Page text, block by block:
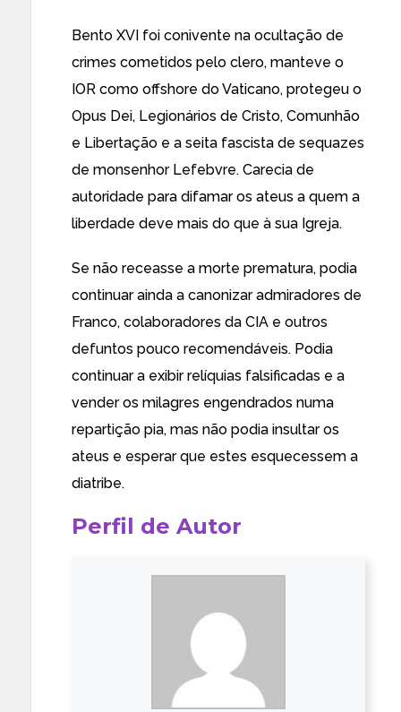
Bento XVI foi conivente na ocultação de
crimes cometidos pelo clero, manteve o
IOR como offshore do Vaticano, protegeu o
Opus Dei, Legionários de Cristo, Comunhão
e Libertação e a seita fascista de sequazes
de monsenhor Lefebvre. Carecia de
autoridade para difamar os ateus a quem a
liberdade deve mais do que à sua Igreja.
Se não receasse a morte prematura, podia
continuar ainda a canonizar admiradores de
Franco, colaboradores da CIA e outros
defuntos pouco recomendáveis. Podia
continuar a exibir relíquias falsificadas e a
vender os milagres engendrados numa
repartição pia, mas não podia insultar os
ateus e esperar que estes esquecessem a
diatribe.
Perfil de Autor